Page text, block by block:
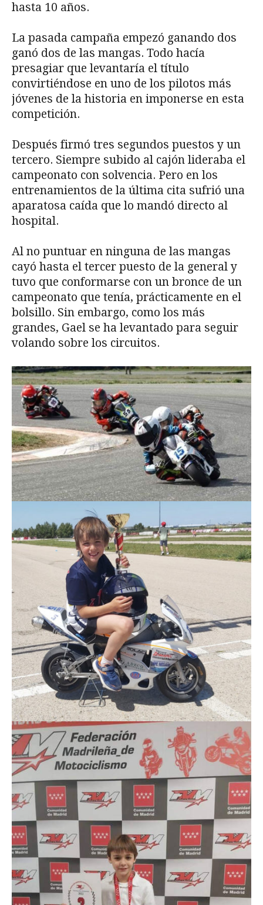
hasta 10 años.
La pasada campaña empezó ganando dos
ganó dos de las mangas. Todo hacía
presagiar que levantaría el título
convirtiéndose en uno de los pilotos más
jóvenes de la historia en imponerse en esta
competición.
Después firmó tres segundos puestos y un
tercero. Siempre subido al cajón lideraba el
campeonato con solvencia. Pero en los
entrenamientos de la última cita sufrió una
aparatosa caída que lo mandó directo al
hospital.
Al no puntuar en ninguna de las mangas
cayó hasta el tercer puesto de la general y
tuvo que conformarse con un bronce de un
campeonato que tenía, prácticamente en el
bolsillo. Sin embargo, como los más
grandes, Gael se ha levantado para seguir
volando sobre los circuitos.